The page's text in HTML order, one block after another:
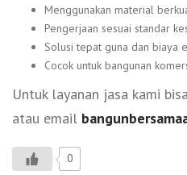
Menggunakan material
Pengerjaan sesuai standar
Solusi tepat guna dan biaya
Cocok untuk bangunan
Untuk layanan jasa kami
atau email
0